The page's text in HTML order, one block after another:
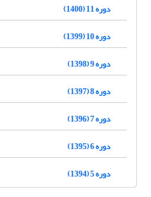
دوره 11 (1400)
دوره 10 (1399)
دوره 9 (1398)
دوره 8 (1397)
دوره 7 (1396)
دوره 6 (1395)
دوره 5 (1394)